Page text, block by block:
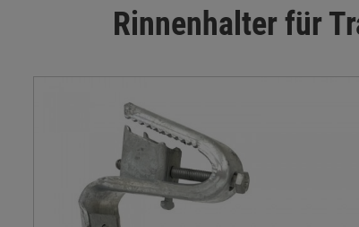
Rinnenhalter für